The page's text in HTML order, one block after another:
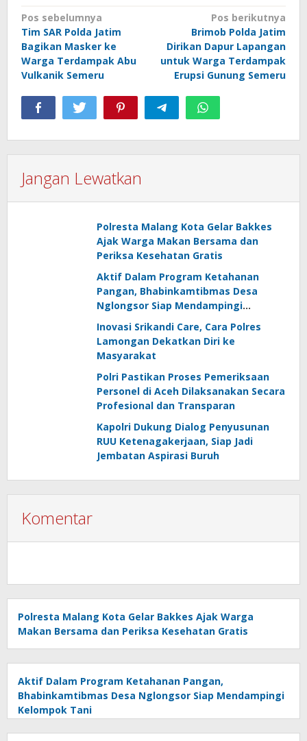
Navigasi
pos
Pos sebelumnya
Tim SAR Polda Jatim
Bagikan Masker ke
Warga Terdampak Abu
Vulkanik Semeru
Pos berikutnya
Brimob Polda Jatim
Dirikan Dapur Lapangan
untuk Warga Terdampak
Erupsi Gunung Semeru
Jangan Lewatkan
Polresta Malang Kota Gelar Bakkes
Ajak Warga Makan Bersama dan
Periksa Kesehatan Gratis
Aktif Dalam Program Ketahanan
Pangan, Bhabinkamtibmas Desa
Nglongsor Siap Mendampingi
Kelompok Tani
Inovasi Srikandi Care, Cara Polres
Lamongan Dekatkan Diri ke
Masyarakat
Polri Pastikan Proses Pemeriksaan
Personel di Aceh Dilaksanakan Secara
Profesional dan Transparan
Kapolri Dukung Dialog Penyusunan
RUU Ketenagakerjaan, Siap Jadi
Jembatan Aspirasi Buruh
Komentar
Polresta Malang Kota Gelar Bakkes Ajak Warga
Makan Bersama dan Periksa Kesehatan Gratis
Aktif Dalam Program Ketahanan Pangan,
Bhabinkamtibmas Desa Nglongsor Siap Mendampingi
Kelompok Tani